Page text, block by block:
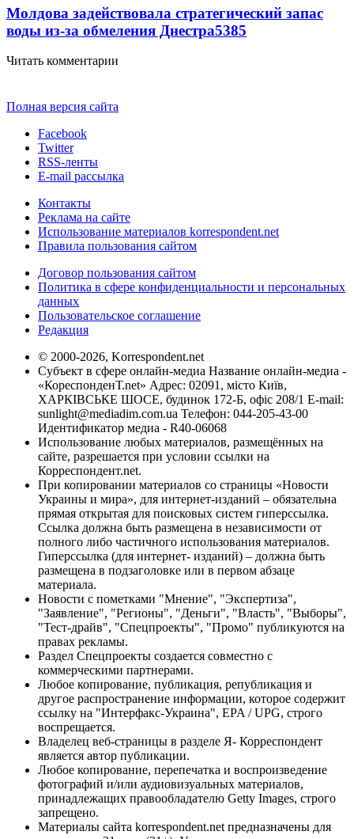
Молдова задействовала стратегический запас
воды из-за обмеления Днестра5385
Читать комментарии
Полная версия сайта
Facebook
Twitter
RSS-ленты
E-mail рассылка
Контакты
Реклама на сайте
Использование материалов korrespondent.net
Правила пользования сайтом
Договор пользования сайтом
Политика в сфере конфиденциальности и персональных
данных
Пользовательское соглашение
Редакция
© 2000-2026, Korrespondent.net
Субъект в сфере онлайн-медиа Название онлайн-медиа -
«КореспонденТ.net» Адрес: 02091, місто Київ,
ХАРКІВСЬКЕ ШОСЕ, будинок 172-Б, офіс 208/1 E-mail:
sunlight@mediadim.com.ua Телефон: 044-205-43-00
Идентификатор медиа - R40-06068
Использование любых материалов, размещённых на
сайте, разрешается при условии ссылки на
Корреспондент.net.
При копировании материалов со страницы «Новости
Украины и мира», для интернет-изданий – обязательна
прямая открытая для поисковых систем гиперссылка.
Ссылка должна быть размещена в независимости от
полного либо частичного использования материалов.
Гиперссылка (для интернет- изданий) – должна быть
размещена в подзаголовке или в первом абзаце
материала.
Новости с пометками "Мнение", "Экспертиза",
"Заявление", "Регионы", "Деньги", "Власть", "Выборы",
"Тест-драйв", "Спецпроекты", "Промо" публикуются на
правах рекламы.
Раздел Спецпроекты создается совместно с
коммерческими партнерами.
Любое копирование, публикация, републикация и
другое распространение информации, которое содержит
ссылку на "Интерфакс-Украина", EPA / UPG, строго
воспрещается.
Владелец веб-страницы в разделе Я- Корреспондент
является автор публикации.
Любое копирование, перепечатка и воспроизведение
фотографий и/или аудиовизуальных материалов,
принадлежащих правообладателю Getty Images, строго
запрещено.
Материалы сайта korrespondent.net предназначены для